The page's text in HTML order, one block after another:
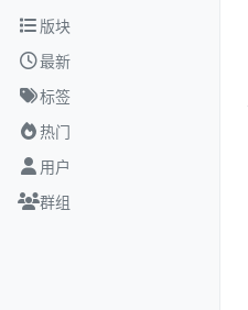
跳转至内容
版块
最新
标签
热门
用户
群组